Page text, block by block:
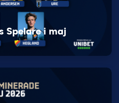
Spelare i maj